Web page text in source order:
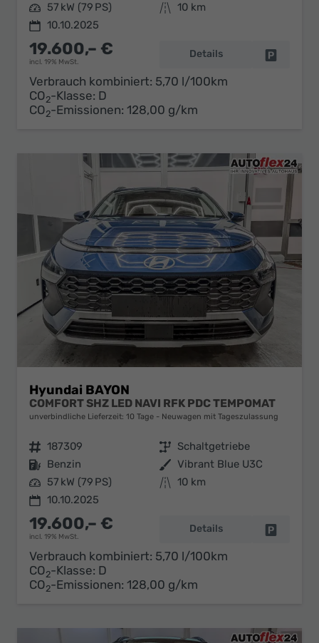
Leistung 57 kW (79 PS) Kilometerstand 10 km
10.10.2025
19.600,– €
incl. 19% MwSt.
Details
Verbrauch kombiniert: 5,70 l/100km
CO2-Klasse: D
CO2-Emissionen: 128,00 g/km
Hyundai BAYON
COMFORT SHZ LED NAVI RFK PDC TEMPOMAT
unverbindliche Lieferzeit: 10 Tage Neuwagen mit Tageszulassung
Fahrzeugnr. 187309 Getriebe Schaltgetriebe
Kraftstoff Benzin Außenfarbe Vibrant Blue U3C
Leistung 57 kW (79 PS) Kilometerstand 10 km
10.10.2025
19.600,– €
incl. 19% MwSt.
Details
Verbrauch kombiniert: 5,70 l/100km
CO2-Klasse: D
CO2-Emissionen: 128,00 g/km